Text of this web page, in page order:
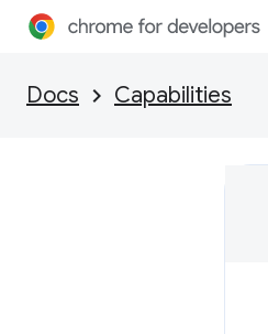
Docs Capabilities